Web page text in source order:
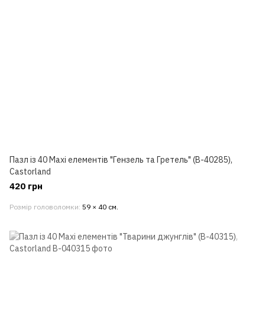
Пазл із 40 Maxi елементів "Гензель та Гретель" (B-40285),
Castorland
420 грн
Розмір головоломки 59 × 40 см.